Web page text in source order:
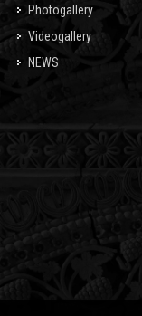
Photogallery
Videogallery
NEWS